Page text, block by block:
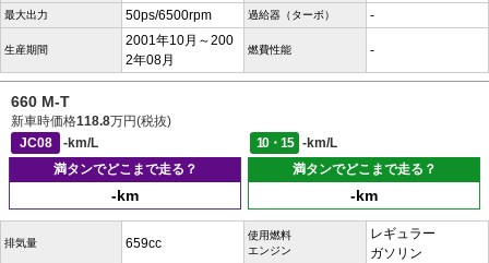
最大出力 50ps/6500rpm 過給器（ターボ） -
生産期間
2001年10月～200
2年08月
燃費性能 -
660 M-T
新車時価格118.8万円(税抜)
JC08
-km/L 10・15
-km/L
満タンでどこまで走る？
-km
満タンでどこまで走る？
-km
排気量 659cc
使用燃料
エンジン
レギュラー
ガソリン